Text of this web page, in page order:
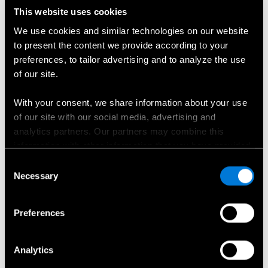
This website uses cookies
We use cookies and similar technologies on our website
to present the content we provide according to your
preferences, to tailor advertising and to analyze the use
of our site.
With your consent, we share information about your use
of our site with our social media, advertising and
analytics partners. Our partners may combine this
information with other information that you have provided
their services.
settings displayed in this banner. You can withdraw or
the bottom of our website.
Selection
Necessary
Preferences
Analytics
Įranga
Vito furgono įrangos akcentai
ir svarbiausi privalumai.
Technologija
Pagalba vairuotojui